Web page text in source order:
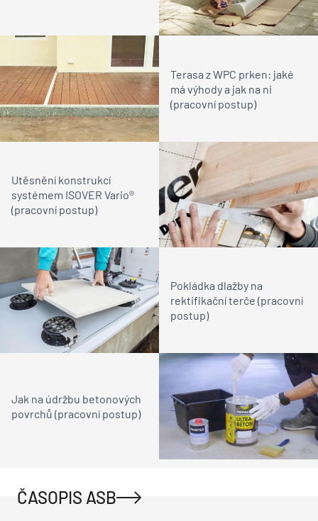
Terasa z WPC prken: jaké
má výhody a jak na ni
(pracovní postup)
Utěsnění konstrukcí
systémem ISOVER Vario®
(pracovní postup)
Pokládka dlažby na
rektifikační terče (pracovní
postup)
Jak na údržbu betonových
povrchů (pracovní postup)
ČASOPIS ASB